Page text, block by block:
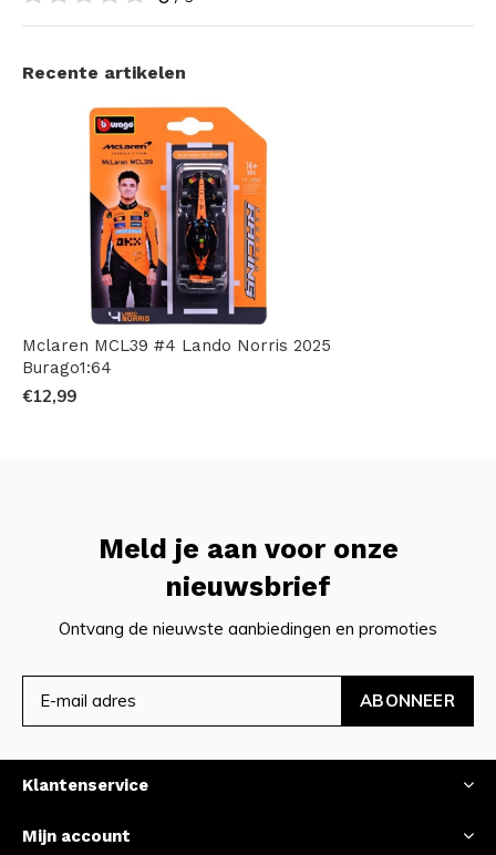
Recente artikelen
Mclaren MCL39 #4 Lando Norris 2025
Burago1:64
€12,99
Meld je aan voor onze
nieuwsbrief
Ontvang de nieuwste aanbiedingen en promoties
ABONNEER
Klantenservice
Mijn account